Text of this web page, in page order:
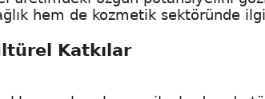
hem de kozmetik sektöründe
Katkılar